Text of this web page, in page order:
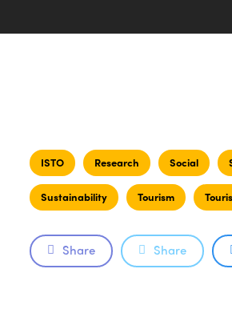
ISTO Research Social
Sustainability Tourism
Share Share